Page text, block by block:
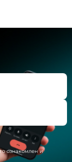
ознакомлен и